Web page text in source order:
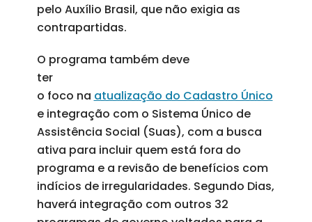
pelo Auxílio Brasil, que não exigia as
contrapartidas.
O programa também deve
ter
o foco na atualização do Cadastro Único
e integração com o Sistema Único de
Assistência Social (Suas), com a busca
ativa para incluir quem está fora do
programa e a revisão de benefícios com
indícios de irregularidades. Segundo Dias,
haverá integração com outros 32